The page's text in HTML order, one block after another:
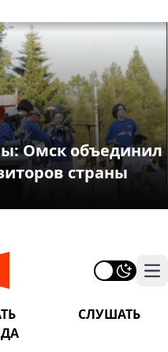
Омск объединил
страны
СЛУШАТЬ